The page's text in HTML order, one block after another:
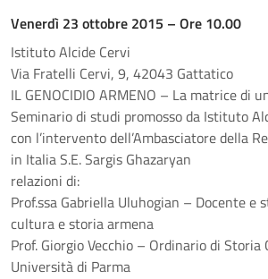
Venerdì 23 ottobre 2015 – Ore 10.00
Istituto Alcide Cervi
Via Fratelli Cervi, 9, 42043 Gattatico
IL GENOCIDIO ARMENO – La matrice di
Seminario di studi promosso da Istituto
con l’intervento dell’Ambasciatore della
in Italia S.E. Sargis Ghazaryan
relazioni di:
Prof.ssa Gabriella Uluhogian – Docente e
cultura e storia armena
Prof. Giorgio Vecchio – Ordinario di Storia
Università di Parma